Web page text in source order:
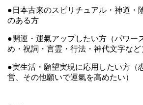
●日本古来のスピリチュアル・神道・
のある方
●開運・運氣アップしたい方（パワー
め・祝詞・言霊・行法・神代文字など
●実生活・願望実現に応用したい方（
営、その他願いで運氣を高めたい）